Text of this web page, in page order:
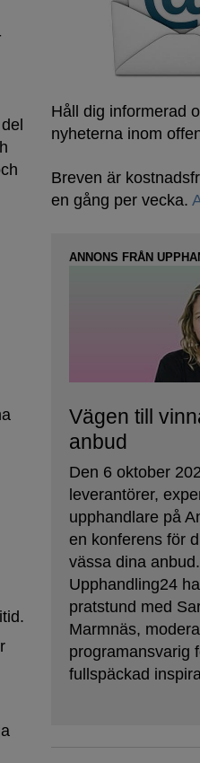
Håll dig informerad
nyheterna inom
Breven är
en gång per vecka.
ANNONS FRÅN
Vägen till
anbud
Den 6 oktober
leverantörer,
upphandlare på
en konferens för
vässa dina anbud.
Upphandling24
pratstund med
Marmnäs,
programansvarig
fullspäckad